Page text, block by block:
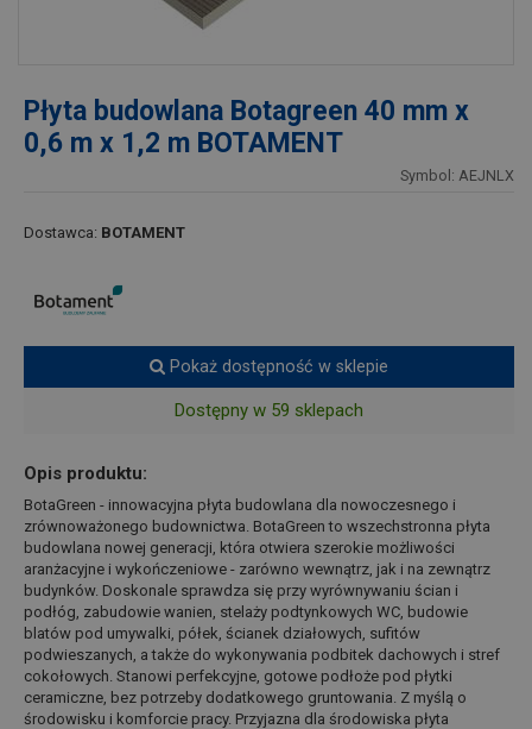
Płyta budowlana Botagreen 40 mm x
0,6 m x 1,2 m BOTAMENT
Symbol: AEJNLX
Dostawca: BOTAMENT
Pokaż dostępność w sklepie
Dostępny w 59 sklepach
Opis produktu:
BotaGreen - innowacyjna płyta budowlana dla nowoczesnego i
zrównoważonego budownictwa. BotaGreen to wszechstronna płyta
budowlana nowej generacji, która otwiera szerokie możliwości
aranżacyjne i wykończeniowe - zarówno wewnątrz, jak i na zewnątrz
budynków. Doskonale sprawdza się przy wyrównywaniu ścian i
podłóg, zabudowie wanien, stelaży podtynkowych WC, budowie
blatów pod umywalki, półek, ścianek działowych, sufitów
podwieszanych, a także do wykonywania podbitek dachowych i stref
cokołowych. Stanowi perfekcyjne, gotowe podłoże pod płytki
ceramiczne, bez potrzeby dodatkowego gruntowania. Z myślą o
środowisku i komforcie pracy. Przyjazna dla środowiska płyta